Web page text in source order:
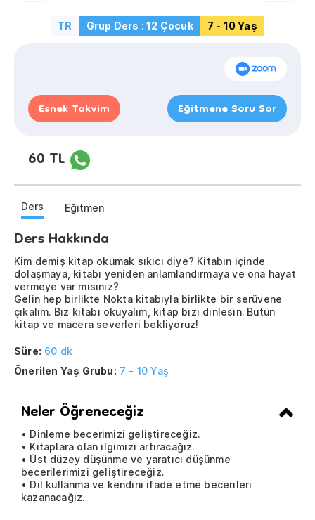
TR Grup Ders : 12 Çocuk 7 - 10 Yaş
Esnek Takvim Eğitmene Soru Sor
60 TL
Ders Eğitmen
Ders Hakkında
Kim demiş kitap okumak sıkıcı diye? Kitabın içinde
dolaşmaya, kitabı yeniden anlamlandırmaya ve ona hayat
vermeye var mısınız?
Gelin hep birlikte Nokta kitabıyla birlikte bir serüvene
çıkalım. Biz kitabı okuyalım, kitap bizi dinlesin. Bütün
kitap ve macera severleri bekliyoruz!
Süre: 60 dk
Önerilen Yaş Grubu: 7 - 10 Yaş
Neler Öğreneceğiz
• Dinleme becerimizi geliştireceğiz.
• Kitaplara olan ilgimizi artıracağız.
• Üst düzey düşünme ve yaratıcı düşünme
becerilerimizi geliştireceğiz.
• Dil kullanma ve kendini ifade etme becerileri
kazanacağız.